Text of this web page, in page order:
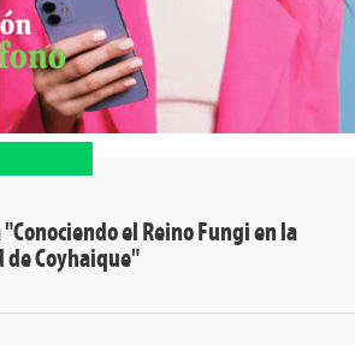
el Reino Fungi en la
de Coyhaique"